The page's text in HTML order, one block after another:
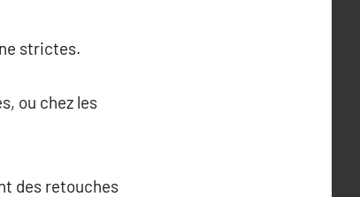
strictes.
ou chez les
des retouches